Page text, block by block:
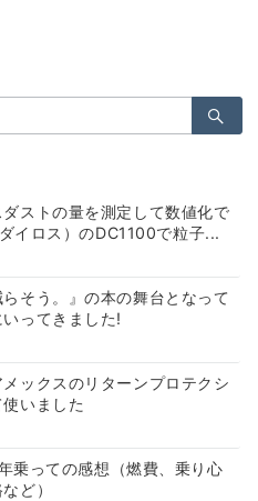
ストの量を測定して数値化で
イロス）のDC1100で粒子...
らそう。』の本の舞台となって
ってきました!
メックスのリターンプロテクシ
いました
乗っての感想（燃費、乗り心
ど）